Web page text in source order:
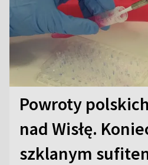
Powroty
nad Wisłę.
szklanym